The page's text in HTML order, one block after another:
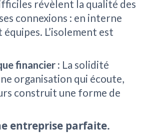
révèlent la qualité des
connexions : en interne
L’isolement est
financier : La solidité
organisation qui écoute,
construit une forme de
entreprise parfaite.